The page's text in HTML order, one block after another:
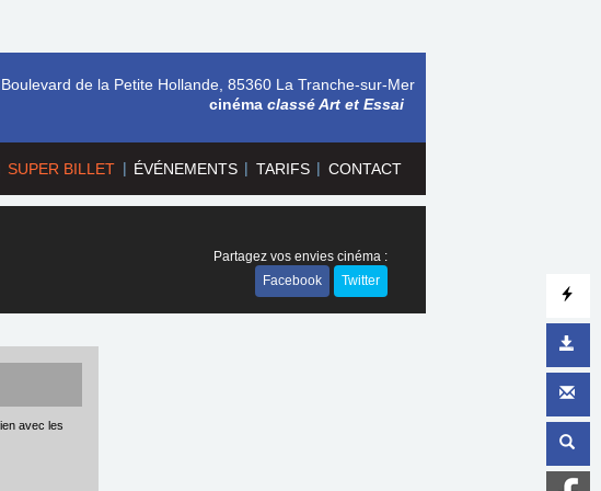
SUPER BILLET | ÉVÉNEMENTS | TARIFS | CONTACT
Boulevard de la Petite Hollande, 85360 La Tranche-sur-Mer
cinéma classé Art et Essai
Partagez vos envies cinéma :
Facebook
Twitter
avec les